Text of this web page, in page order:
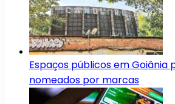
Espaços públicos em Goiânia
nomeados por marcas